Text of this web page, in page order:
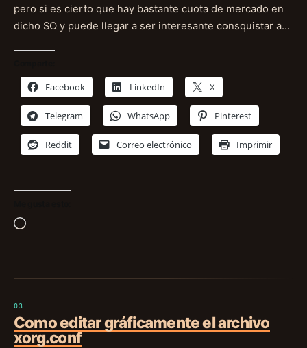
pero si es cierto que hay bastante cuota de mercado en
dicho SO y puede llegar a ser interesante consquistar a…
Facebook LinkedIn X
Telegram WhatsApp Pinterest
Reddit Correo electrónico Imprimir
Cargando...
Como editar gráficamente el archivo
xorg.conf